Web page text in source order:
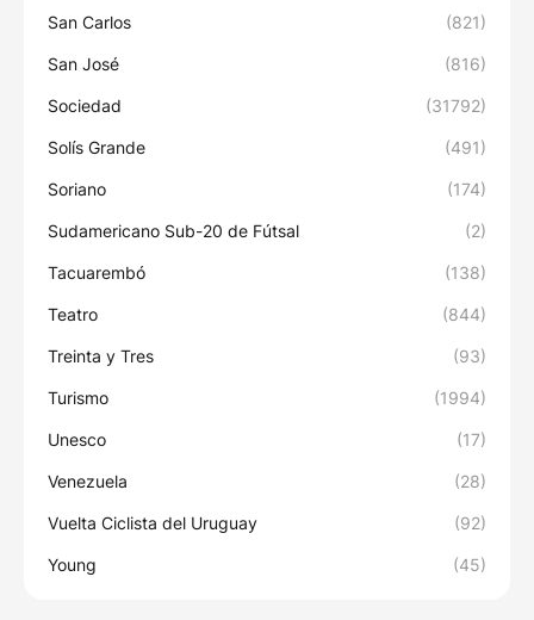
San Carlos (821)
San José (816)
Sociedad (31792)
Solís Grande (491)
Soriano (174)
Sudamericano Sub-20 de Fútsal (2)
Tacuarembó (138)
Teatro (844)
Treinta y Tres (93)
Turismo (1994)
Unesco (17)
Venezuela (28)
Vuelta Ciclista del Uruguay (92)
Young (45)